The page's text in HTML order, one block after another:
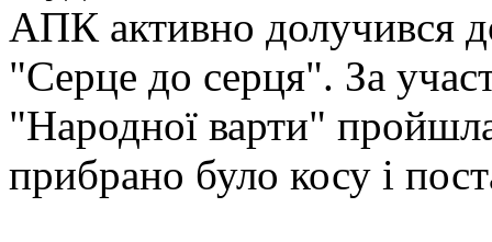
АПК активно долучився
"Серце до серця". За
"Народної варти"
прибрано було косу і